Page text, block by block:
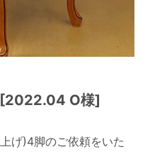
O様]
げ)4脚のご依頼をいた